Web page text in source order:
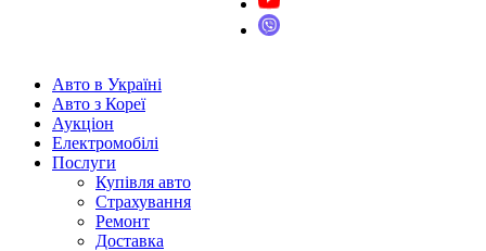
Авто в Україні
Авто з Кореї
Аукціон
Електромобілі
Послуги
Купівля авто
Страхування
Ремонт
Доставка